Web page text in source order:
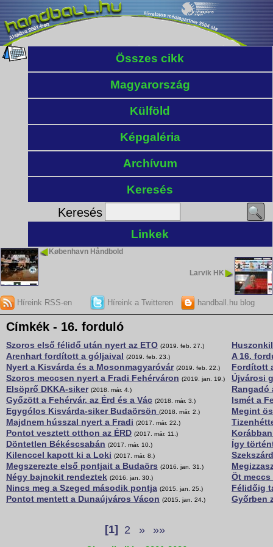
Összes cikk
Magyarország
Külföld
Képgaléria
Archívum
Keresés
Keresés
Linkek
København Håndbold
Larvik HK
Híreink RSS-en Híreink a Twitteren handball.hu blog
Címkék - 16. forduló
Szoros első félidő után nyert az ETO (2019. feb. 27.)
Arenhart fordított a góljaival (2019. feb. 23.)
Nyert a Kisvárda és a Mosonmagyaróvár (2019. feb. 22.)
Szoros meccsen nyert a Fradi Fehérváron (2019. jan. 19.)
Elsöprő DKKA-siker (2018. már. 4.)
Győzött a Fehérvár, az Érd és a Vác (2018. már. 3.)
Egygólos Kisvárda-siker Budaörsön (2018. már. 2.)
Majdnem hússzal nyert a Fradi (2017. már. 22.)
Pontot vesztett otthon az ÉRD (2017. már. 11.)
Döntetlen Békéscsabán (2017. már. 10.)
Kilenccel kapott ki a Loki (2017. már. 8.)
Megszerezte első pontjait a Budaörs (2016. jan. 31.)
Négy bajnokit rendeztek (2016. jan. 30.)
Nincs meg a Szeged második pontja (2015. jan. 25.)
Pontot mentett a Dunaújváros Vácon (2015. jan. 24.)
A 16.
Fordított
Újvárosi
Rangadó
Ismét a
Megint
Így
Öt
Félidőig
Győrben
[1] 2 » »»